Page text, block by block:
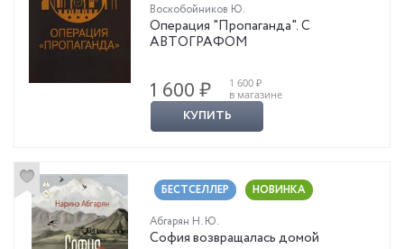
Воскобойников Ю.
Операция "Пропаганда". С
АВТОГРАФОМ
1 600 ₽
1 600 ₽
в магазине
КУПИТЬ
БЕСТСЕЛЛЕР НОВИНКА
Абгарян Н. Ю.
София возвращалась домой